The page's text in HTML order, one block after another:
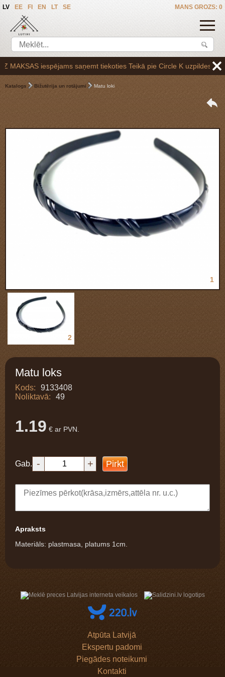
MANS GROZS: 0
LV EE FI EN LT SE
iespējams saņemt tiekoties Teikā pie Circle K uzpildes
Katalogs Bižutērija un rotājumi Matu loki
1
2
Matu loks
Kods:
9133408
Noliktavā:
49
1.19 € ar PVN.
Gab. - + Pirkt
Apraksts
Materiāls: plastmasa, platums 1cm.
Atpūta Latvijā
Ekspertu padomi
Piegādes noteikumi
Kontakti